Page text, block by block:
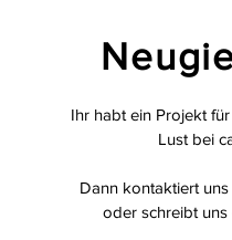
Ihr habt ein Projekt
Lust bei
Dann kontaktiert
oder schreibt uns